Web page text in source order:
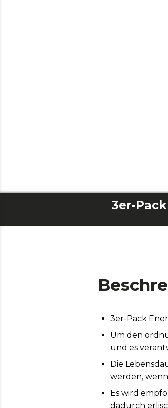
3er-Pack
Um den
und es
Die
werden,
Es wird
dadurch